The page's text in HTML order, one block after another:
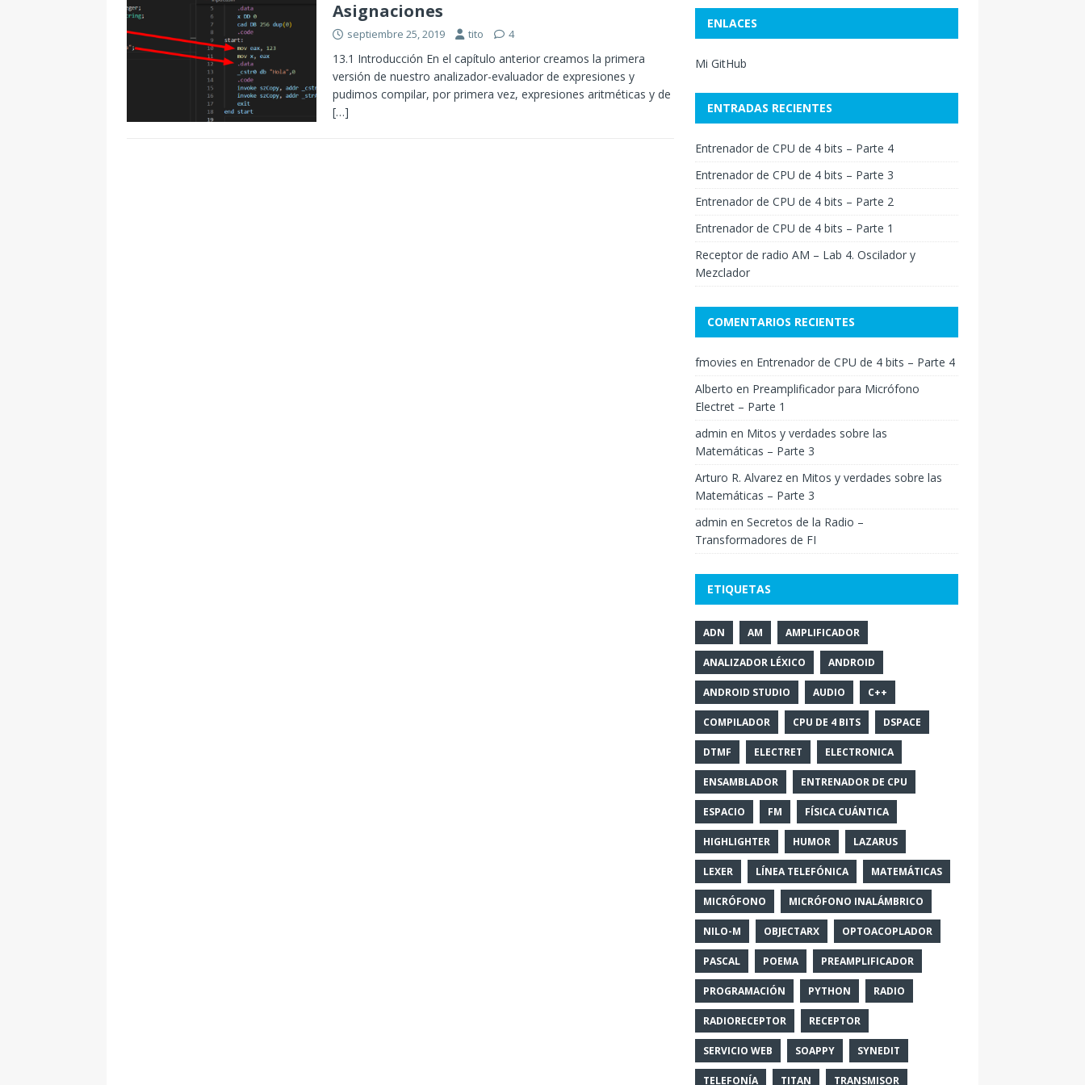
Asignaciones
septiembre 25, 2019 tito 4
13.1 Introducción En el capítulo anterior creamos la primera
versión de nuestro analizador-evaluador de expresiones y
pudimos compilar, por primera vez, expresiones aritméticas y de
[…]
ENLACES
Mi GitHub
ENTRADAS RECIENTES
Entrenador de CPU de 4 bits – Parte 4
Entrenador de CPU de 4 bits – Parte 3
Entrenador de CPU de 4 bits – Parte 2
Entrenador de CPU de 4 bits – Parte 1
Receptor de radio AM – Lab 4. Oscilador y
Mezclador
COMENTARIOS RECIENTES
fmovies en Entrenador de CPU de 4 bits – Parte 4
Alberto en Preamplificador para Micrófono
Electret – Parte 1
admin en Mitos y verdades sobre las
Matemáticas – Parte 3
Arturo R. Alvarezen Mitos y verdades sobre las
Matemáticas – Parte 3
admin en Secretos de la Radio –
Transformadores de FI
ETIQUETAS
ADN AM AMPLIFICADOR
ANALIZADOR LÉXICO ANDROID
ANDROID STUDIO AUDIO C++
COMPILADOR CPU DE 4 BITS DSPACE
DTMF ELECTRET ELECTRONICA
ENSAMBLADOR ENTRENADOR DE CPU
ESPACIO FM FÍSICA CUÁNTICA
HIGHLIGHTER HUMOR LAZARUS
LEXER LÍNEA TELEFÓNICA MATEMÁTICAS
MICRÓFONO MICRÓFONO INALÁMBRICO
NILO-M OBJECTARX OPTOACOPLADOR
PASCAL POEMA PREAMPLIFICADOR
PROGRAMACIÓN PYTHON RADIO
RADIORECEPTOR RECEPTOR
SERVICIO WEB SOAPPY SYNEDIT
TELEFONÍA TITAN TRANSMISOR